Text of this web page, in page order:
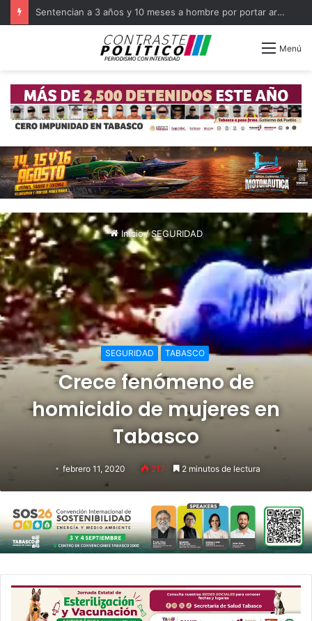
Capacita FGR a militares como primeros respondientes en Tabasco
Menú
Inicio/SEGURIDAD
SEGURIDAD TABASCO
Crece fenómeno de
homicidio de mujeres en
Tabasco
febrero 11, 2020 217 2 minutos de lectura